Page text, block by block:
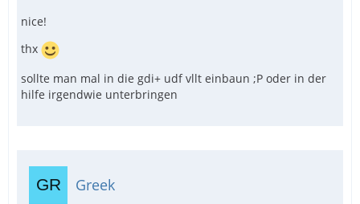
nice!
thx
sollte man mal in die gdi+ udf vllt einbaun ;P oder in der
hilfe irgendwie unterbringen
Greek